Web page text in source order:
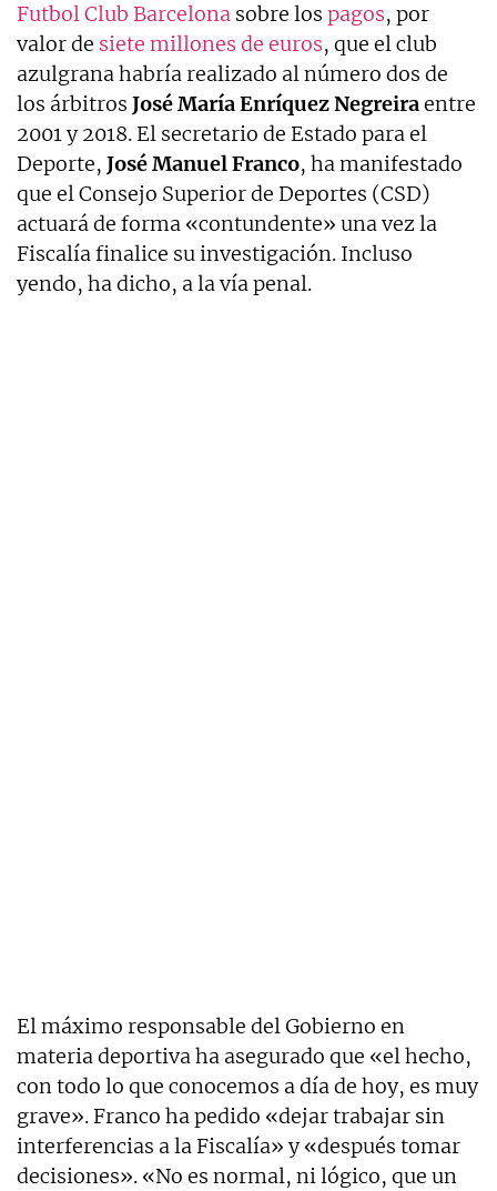
Futbol Club Barcelona sobre los pagos, por
valor de siete millones de euros, que el club
azulgrana habría realizado al número dos de
los árbitros José María Enríquez Negreiraentre
2001 y 2018. El secretario de Estado para el
Deporte, José Manuel Franco, ha manifestado
que el Consejo Superior de Deportes (CSD)
actuará de forma «contundente» una vez la
Fiscalía finalice su investigación. Incluso
yendo, ha dicho, a la vía penal.
El máximo responsable del Gobierno en
materia deportiva ha asegurado que «el hecho,
con todo lo que conocemos a día de hoy, es muy
grave». Franco ha pedido «dejar trabajar sin
interferencias a la Fiscalía» y «después tomar
decisiones». «No es normal, ni lógico, que un